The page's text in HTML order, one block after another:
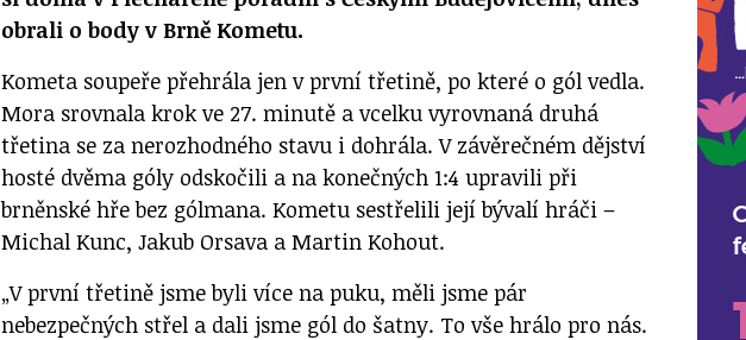
obrali o body v Brně Kometu.
Kometa soupeře přehrála jen v první třetině, po které o gól vedla.
Mora srovnala krok ve 27. minutě a vcelku vyrovnaná druhá
třetina se za nerozhodného stavu i dohrála. V závěrečném dějství
hosté dvěma góly odskočili a na konečných 1:4 upravili při
brněnské hře bez gólmana. Kometu sestřelili její bývalí hráči –
Michal Kunc, Jakub Orsava a Martin Kohout.
„V první třetině jsme byli více na puku, měli jsme pár
nebezpečných střel a dali jsme gól do šatny. To vše hrálo pro nás.